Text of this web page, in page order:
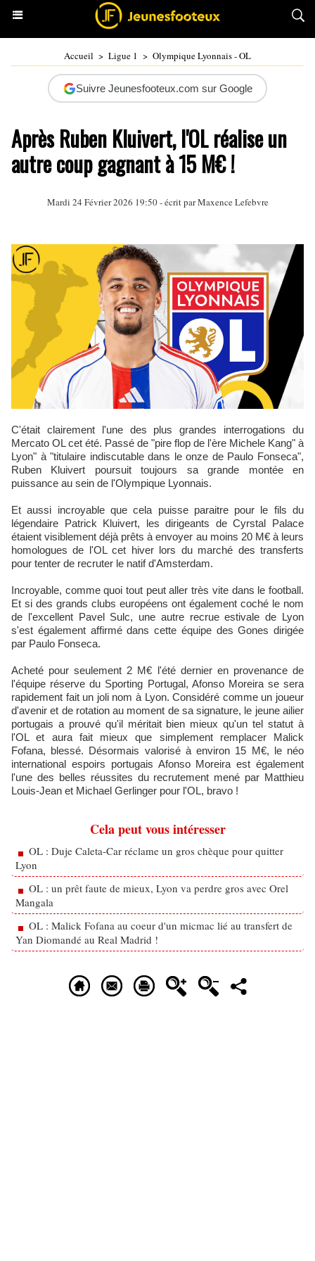
Accueil > Ligue 1 > Olympique Lyonnais - OL
Suivre Jeunesfooteux.com sur Google
Après Ruben Kluivert, l'OL réalise un
autre coup gagnant à 15 M€ !
Mardi 24 Février 2026 19:50 - écrit par Maxence Lefebvre
C'était clairement l'une des plus grandes interrogations du
Mercato OL cet été. Passé de "pire flop de l'ère Michele Kang" à
Lyon" à "titulaire indiscutable dans le onze de Paulo Fonseca",
Ruben Kluivert poursuit toujours sa grande montée en
puissance au sein de l'Olympique Lyonnais.
Et aussi incroyable que cela puisse paraitre pour le fils du
légendaire Patrick Kluivert, les dirigeants de Cyrstal Palace
étaient visiblement déjà prêts à envoyer au moins 20 M€ à leurs
homologues de l'OL cet hiver lors du marché des transferts
pour tenter de recruter le natif d'Amsterdam.
Incroyable, comme quoi tout peut aller très vite dans le football.
Et si des grands clubs européens ont également coché le nom
de l'excellent Pavel Sulc, une autre recrue estivale de Lyon
s'est également affirmé dans cette équipe des Gones dirigée
par Paulo Fonseca.
Acheté pour seulement 2 M€ l'été dernier en provenance de
l'équipe réserve du Sporting Portugal, Afonso Moreira se sera
rapidement fait un joli nom à Lyon. Considéré comme un joueur
d'avenir et de rotation au moment de sa signature, le jeune ailier
portugais a prouvé qu'il méritait bien mieux qu'un tel statut à
l'OL et aura fait mieux que simplement remplacer Malick
Fofana, blessé. Désormais valorisé à environ 15 M€, le néo
international espoirs portugais Afonso Moreira est également
l'une des belles réussites du recrutement mené par Matthieu
Louis-Jean et Michael Gerlinger pour l'OL, bravo !
Cela peut vous intéresser
OL : Duje Caleta-Car réclame un gros chèque pour quitter
Lyon
OL : un prêt faute de mieux, Lyon va perdre gros avec Orel
Mangala
OL : Malick Fofana au coeur d'un micmac lié au transfert de
Yan Diomandé au Real Madrid !